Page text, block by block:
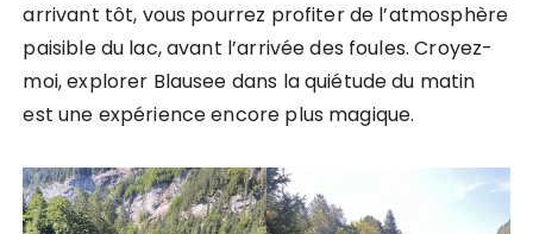
arrivant tôt, vous pourrez profiter de l’atmosphère
paisible du lac, avant l’arrivée des foules. Croyez-
moi, explorer Blausee dans la quiétude du matin
est une expérience encore plus magique.